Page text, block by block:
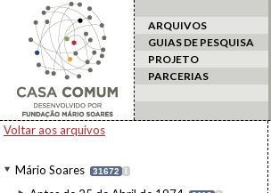
ARQUIVOS
GUIAS DE PESQUISA
PROJETO
PARCERIAS
Voltar aos arquivos
Mário Soares 31672 I